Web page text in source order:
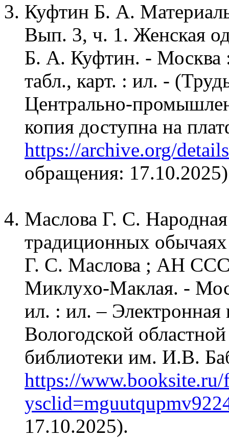
Куфтин Б. А.
Вып. 3, ч. 1. Женская
Б. А. Куфтин. - Москва
табл., карт. : ил. -
Центрально-
копия доступна на
https://archive.org/
обращения:
Маслова Г. С.
традиционных
Г. С. Маслова ; АН
Миклухо-Маклая. -
ил. : ил. –
Вологодской
библиотеки им. И.В.
https://
17.10.2025).